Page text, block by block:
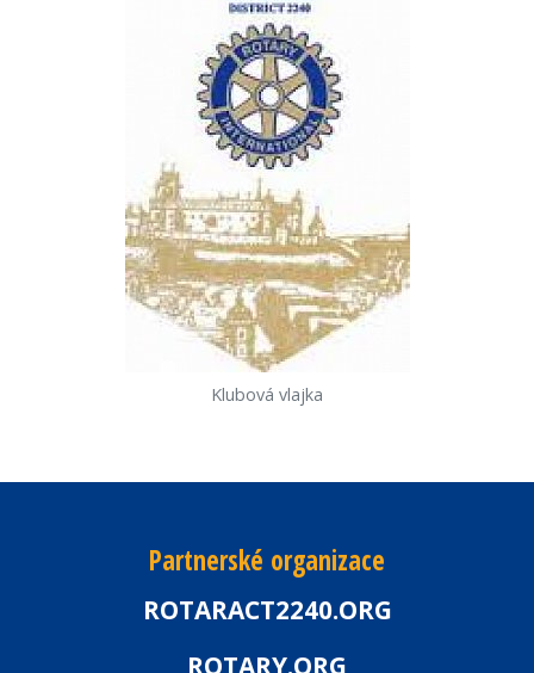
Klubová vlajka
Partnerské organizace
ROTARACT2240.ORG
ROTARY.ORG